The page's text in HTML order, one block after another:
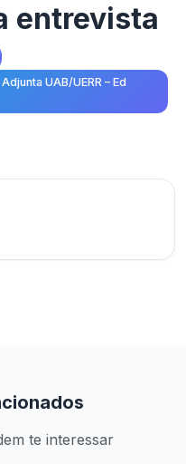
entrevista
UAB/UERR – Ed
te interessar